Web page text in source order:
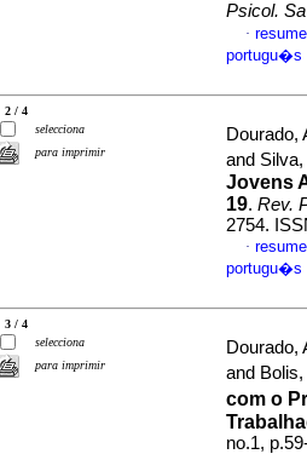
Psicol.
·
portugu�s
2 / 4
selecciona
para imprimir
Dourado,
and
Jovens
19. Rev.
2754.
·
portugu�s
3 / 4
selecciona
para imprimir
Dourado,
and
com o
no.1,